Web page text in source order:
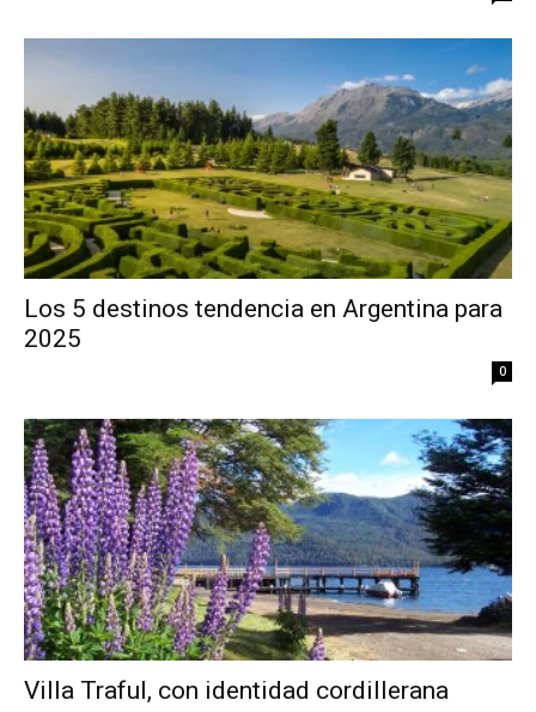
Los 5 destinos tendencia en Argentina para
2025
0
Villa Traful, con identidad cordillerana